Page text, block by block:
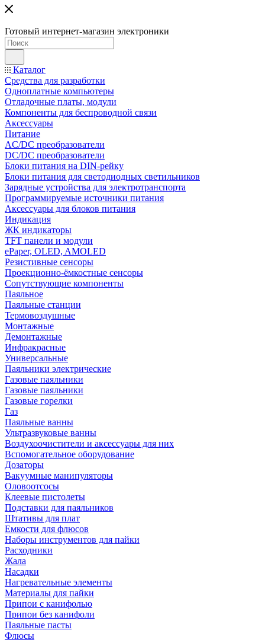
Готовый интернет-магазин электроники
Каталог
Средства для разработки
Одноплатные компьютеры
Отладочные платы, модули
Компоненты для беспроводной связи
Аксессуары
Питание
AC/DC преобразователи
DC/DC преобразователи
Блоки питания на DIN-рейку
Блоки питания для светодиодных светильников
Зарядные устройства для электротранспорта
Программируемые источники питания
Аксессуары для блоков питания
Индикация
ЖК индикаторы
TFT панели и модули
ePaper, OLED, AMOLED
Резистивные сенсоры
Проекционно-ёмкостные сенсоры
Сопутствующие компоненты
Паяльное
Паяльные станции
Термовоздушные
Монтажные
Демонтажные
Инфракрасные
Универсальные
Паяльники электрические
Газовые паяльники
Газовые паяльники
Газовые горелки
Газ
Паяльные ванны
Ультразвуковые ванны
Воздухоочистители и аксессуары для них
Вспомогательное оборудование
Дозаторы
Вакуумные манипуляторы
Оловоотсосы
Клеевые пистолеты
Подставки для паяльников
Штативы для плат
Емкости для флюсов
Наборы инструментов для пайки
Расходники
Жала
Насадки
Нагревательные элементы
Материалы для пайки
Припои с канифолью
Припои без канифоли
Паяльные пасты
Флюсы